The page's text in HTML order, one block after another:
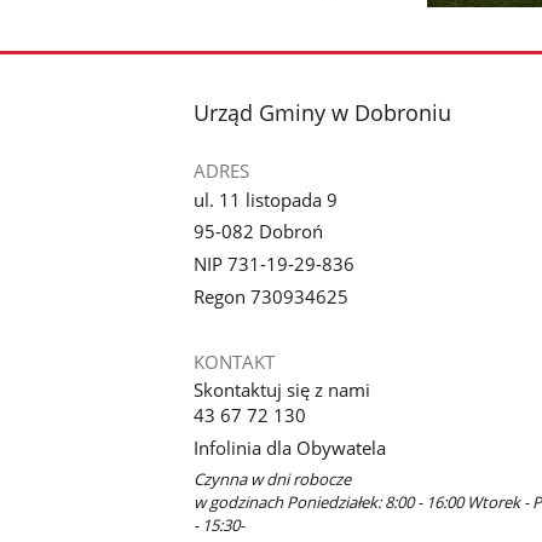
galerii.
galerii.
stopka
Urząd Gminy w Dobroniu
ADRES
ul. 11 listopada 9
95-082 Dobroń
NIP 731-19-29-836
Regon 730934625
KONTAKT
Skontaktuj się z nami
43 67 72 130
Infolinia dla Obywatela
Czynna w dni robocze
w godzinach Poniedziałek: 8:00 - 16:00 Wtorek -
- 15:30-